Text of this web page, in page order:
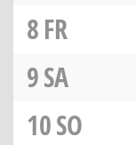
8FR
9SA
10SO